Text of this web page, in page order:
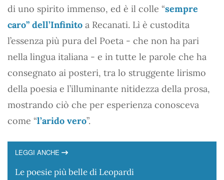
di uno spirito immenso, ed è il colle “sempre
caro” dell’Infinito a Recanati. Lì è custodita
l’essenza più pura del Poeta - che non ha pari
nella lingua italiana - e in tutte le parole che ha
consegnato ai posteri, tra lo struggente lirismo
della poesia e l’illuminante nitidezza della prosa,
mostrando ciò che per esperienza conosceva
come “l’arido vero”.
LEGGI ANCHE
Le poesie più belle di Leopardi